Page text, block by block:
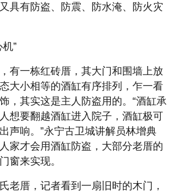
具有防盗、防震、防水淹、防火灾
”
有一栋红砖厝，其大门和围墙上放
大小相等的酒缸有序排列，乍一看
，其实这是主人防盗用的。“酒缸承
想要翻越酒缸进入院子，酒缸极可
声响。”永宁古卫城讲解员林增典
家才会用酒缸防盗，大部分老厝的
窗来实现。
老厝，记者看到一扇旧时的木门，